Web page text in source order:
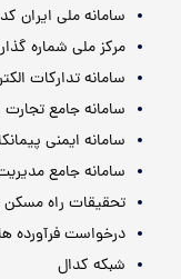
سامانه ملی ایران کد
مرکز ملی شماره
سامانه تدارکات
سامانه جامع تجارت
سامانه ایمنی
سامانه جامع مدیریت
تحقیقات راه
درخواست فرآورده
شبکه کدال